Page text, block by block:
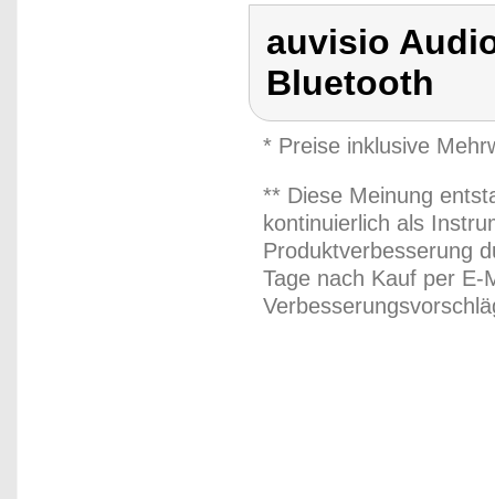
auvisio
Bluetooth
* Preise inklusive
** Diese Meinung
kontinuierlich als
Produktverbesserung
Tage nach Kauf per E-